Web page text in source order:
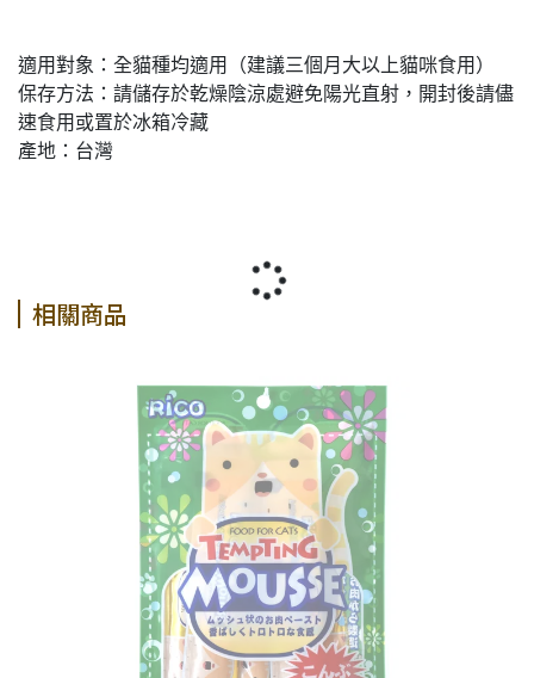
適用對象：全貓種均適用（建議三個月大以上貓咪食用）
保存方法：請儲存於乾燥陰涼處避免陽光直射，開封後請儘
速食用或置於冰箱冷藏
產地：台灣
相關商品